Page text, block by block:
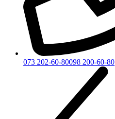
073 202-60-80098 200-60-80